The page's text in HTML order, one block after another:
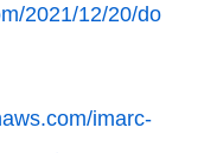
2021/12/20/do
imarc-